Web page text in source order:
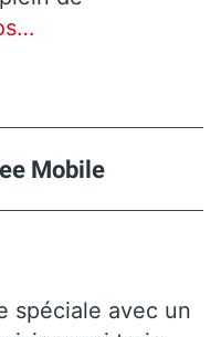
Mobile
spéciale avec un